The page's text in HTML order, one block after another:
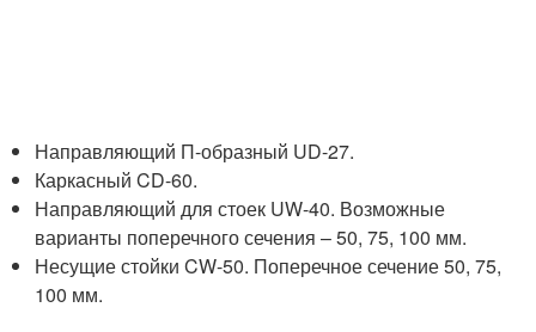
Направляющий П-образный UD-27.
Каркасный CD-60.
Направляющий для стоек UW-40. Возможные
варианты поперечного сечения – 50, 75, 100 мм.
Несущие стойки CW-50. Поперечное сечение 50, 75,
100 мм.